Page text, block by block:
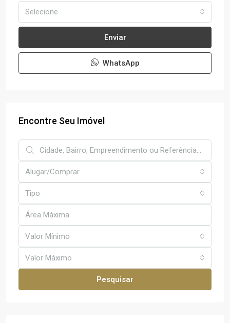
Selecione
Enviar
WhatsApp
Encontre Seu Imóvel
Alugar/Comprar
Tipo
Valor Mínimo
Valor Máximo
Pesquisar